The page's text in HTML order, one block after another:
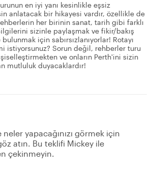
en iyi yanı kesinlikle eşsiz
anlatacak bir hikayesi vardır, özellikle de
her birinin sanat, tarih gibi farklı
sizinle paylaşmak ve fikir/bakış
bulunmak için sabırsızlanıyorlar! Rotayı
istiyorsunuz? Sorun değil, rehberler turu
ve onların Perth'ini sizin
mutluluk duyacaklardır!
yapacağınızı görmek için
atın. Bu teklifi Mickey ile
çekinmeyin.